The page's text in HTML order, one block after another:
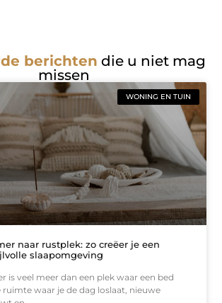
berichten die u niet mag
missen
WONING EN TUIN
naar rustplek: zo creëer je een
slaapomgeving
is veel meer dan een plek waar een bed
ruimte waar je de dag loslaat, nieuwe